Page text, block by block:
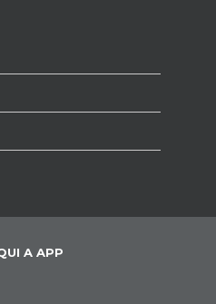
A APP